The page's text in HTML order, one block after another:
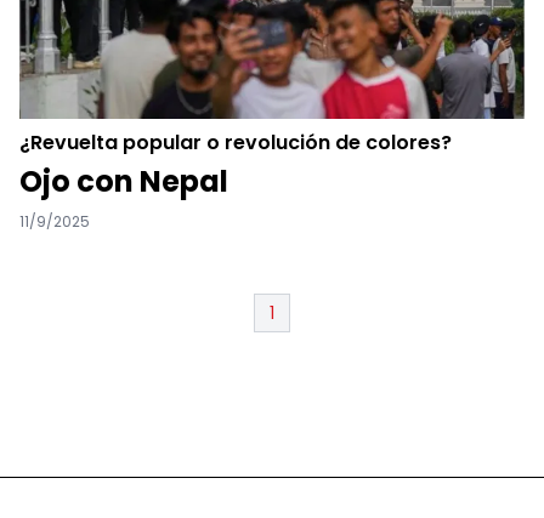
¿Revuelta popular o revolución de colores?
Ojo con Nepal
11/9/2025
1